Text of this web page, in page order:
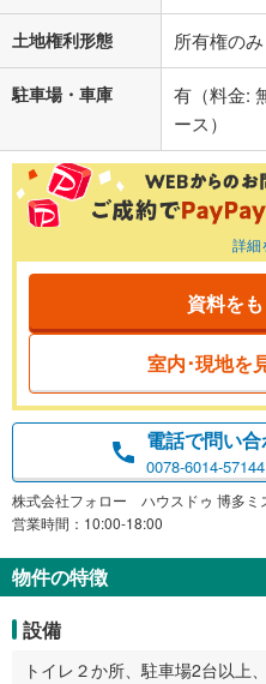
土地権利形態 所有権のみ
駐車場・車庫
有（料金:
ース）
詳細
資料を
室内･現地を
電話で問い
0078-6014-57144
株式会社フォロー ハウスドゥ 博多ミ
営業時間：10:00-18:00
物件の特徴
設備
トイレ２か所、駐車場2台以上